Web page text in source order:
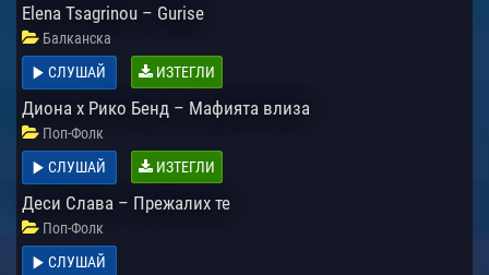
Elena Tsagrinou – Gurise
Балканска
СЛУШАЙ
ИЗТЕГЛИ
Диона х Рико Бенд – Мафията влиза
Поп-Фолк
СЛУШАЙ
ИЗТЕГЛИ
Деси Слава – Прежалих те
Поп-Фолк
СЛУШАЙ